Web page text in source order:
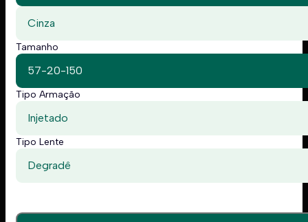
Cinza
Tamanho
57-20-150
Tipo Armação
Injetado
Tipo Lente
Degradê